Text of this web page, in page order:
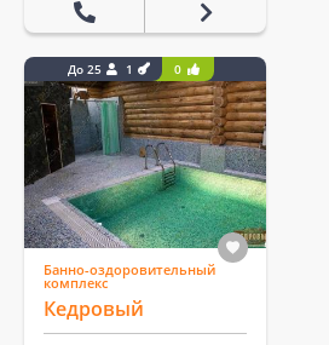
До 25 1 0
Банно-оздоровительный
комплекс
Кедровый